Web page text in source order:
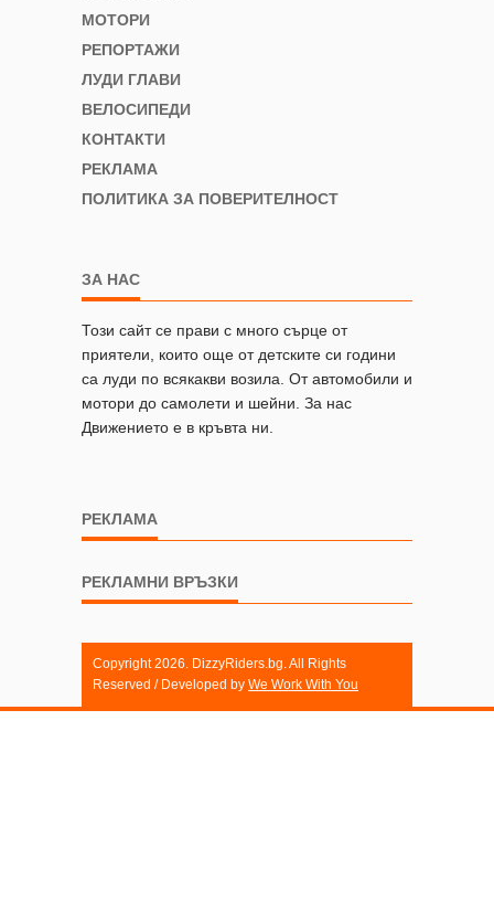
МОТОРИ
РЕПОРТАЖИ
ЛУДИ ГЛАВИ
ВЕЛОСИПЕДИ
КОНТАКТИ
РЕКЛАМА
ПОЛИТИКА ЗА ПОВЕРИТЕЛНОСТ
ЗА НАС
Този сайт се прави с много сърце от
приятели, които още от детските си години
са луди по всякакви возила. От автомобили и
мотори до самолети и шейни. За нас
Движението е в кръвта ни.
РЕКЛАМА
РЕКЛАМНИ ВРЪЗКИ
Copyright 2026. DizzyRiders.bg. All Rights
Reserved / Developed by We Work With You